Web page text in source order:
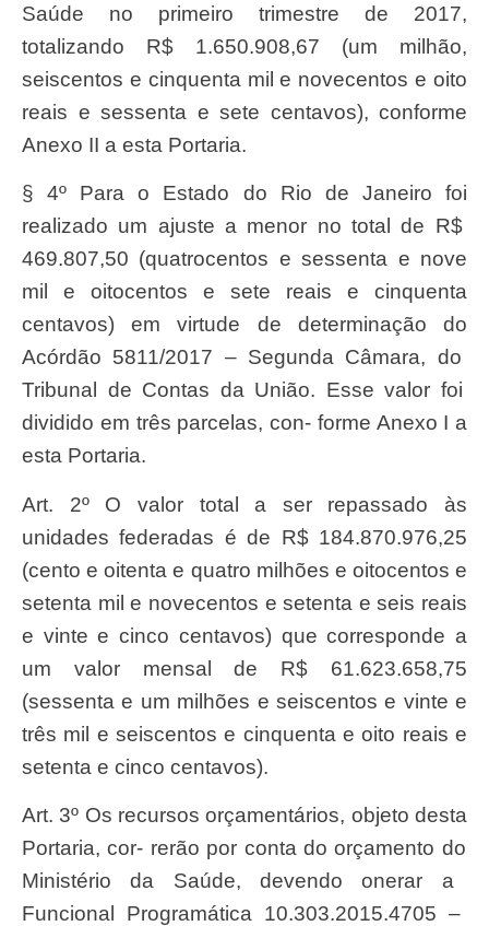
Saúde no primeiro trimestre de 2017,
totalizando R$ 1.650.908,67 (um milhão,
seiscentos e cinquenta mil e novecentos e oito
reais e sessenta e sete centavos), conforme
Anexo II a esta Portaria.
§ 4º Para o Estado do Rio de Janeiro foi
realizado um ajuste a menor no total de R$
469.807,50 (quatrocentos esessenta e nove
mil e oitocentos e sete reais e cinquenta
centavos) em virtude de determinação do
Acórdão 5811/2017 –Segunda Câmara, do
Tribunal de Contas da União. Esse valor foi
dividido em três parcelas, con- forme Anexo I a
esta Portaria.
Art. 2º O valor total a ser repassado às
unidades federadas é de R$ 184.870.976,25
(cento e oitenta e quatro milhões e oitocentos e
setenta mil e novecentos e setenta e seis reais
e vinte e cinco centavos) que corresponde a
um valor mensal de R$ 61.623.658,75
(sessenta e um milhões e seiscentos e vinte e
três mil e seiscentos e cinquenta e oito reais e
setenta e cinco centavos).
Art. 3º Os recursos orçamentários, objeto desta
Portaria, cor- rerão por conta do orçamento do
Ministério da Saúde, devendo onerar a
Funciona
Programática 10.303.2015.4705 –